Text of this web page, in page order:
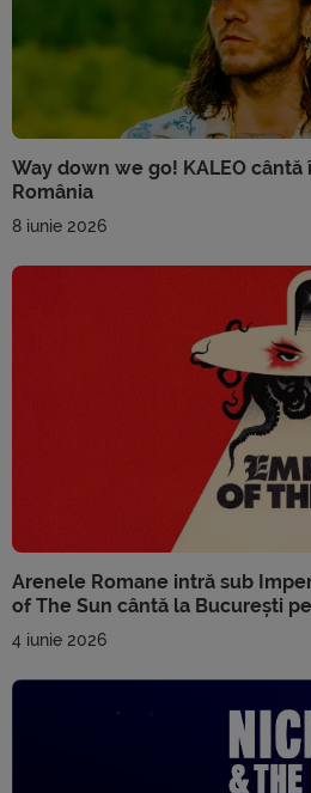
Way down we go! KALEO cântă
România
8 iunie 2026
Arenele Romane intră sub
of The Sun cântă la București
4 iunie 2026